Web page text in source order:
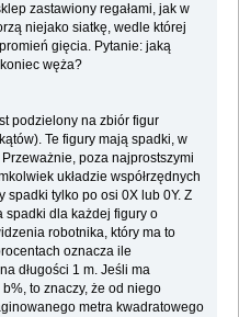
zastawiony regałami, jak w
niejako siatkę, wedle której
gięcia. Pytanie: jaką
węża?
podzielony na zbiór figur
Te figury mają spadki, w
poza najprostszymi
układzie współrzędnych
spadki tylko po osi 0X lub 0Y. Z
spadki dla każdej figury o
robotnika, który ma to
oznacza ile
długości 1 m. Jeśli ma
to znaczy, że od niego
metra kwadratowego